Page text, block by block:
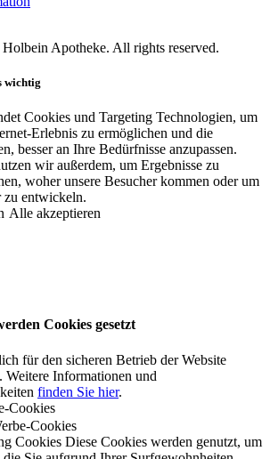
Apotheke. All rights reserved.
wichtig
Cookies und Targeting Technologien, um
Erlebnis zu ermöglichen und die
besser an Ihre Bedürfnisse anzupassen.
wir außerdem, um Ergebnisse zu
woher unsere Besucher kommen oder um
zu entwickeln.
Alle akzeptieren
Cookies gesetzt
für den sicheren Betrieb der Website
Weitere Informationen und
finden Sie hier.
Cookies
Cookies
Cookies Diese Cookies werden genutzt, um